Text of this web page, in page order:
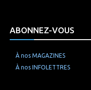
ABONNEZ-VOUS
À nos MAGAZINES
À nos INFOLETTRES